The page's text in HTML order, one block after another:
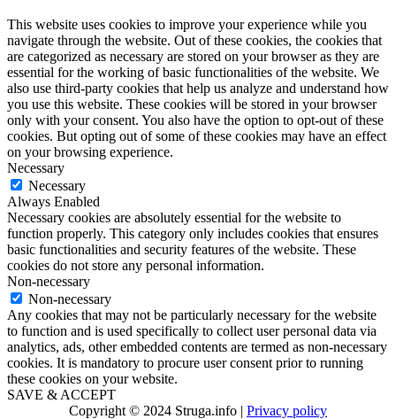
This website uses cookies to improve your experience while you
navigate through the website. Out of these cookies, the cookies that
are categorized as necessary are stored on your browser as they are
essential for the working of basic functionalities of the website. We
also use third-party cookies that help us analyze and understand how
you use this website. These cookies will be stored in your browser
only with your consent. You also have the option to opt-out of these
cookies. But opting out of some of these cookies may have an effect
on your browsing experience.
Necessary
Necessary
Always Enabled
Necessary cookies are absolutely essential for the website to
function properly. This category only includes cookies that ensures
basic functionalities and security features of the website. These
cookies do not store any personal information.
Non-necessary
Non-necessary
Any cookies that may not be particularly necessary for the website
to function and is used specifically to collect user personal data via
analytics, ads, other embedded contents are termed as non-necessary
cookies. It is mandatory to procure user consent prior to running
these cookies on your website.
SAVE & ACCEPT
Copyright © 2024 Struga.info | Privacy policy